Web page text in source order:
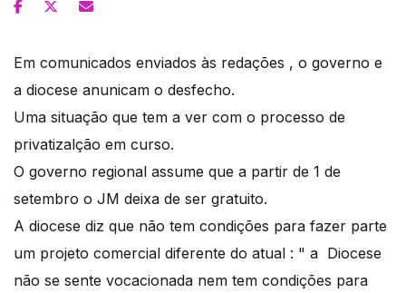
Em comunicados enviados às redações , o governo e
a diocese anunicam o desfecho.
Uma situação que tem a ver com o processo de
privatizalção em curso.
O governo regional assume que a partir de 1 de
setembro o JM deixa de ser gratuito.
A diocese diz que não tem condições para fazer parte
um projeto comercial diferente do atual : " a Diocese
não se sente vocacionada nem tem condições para